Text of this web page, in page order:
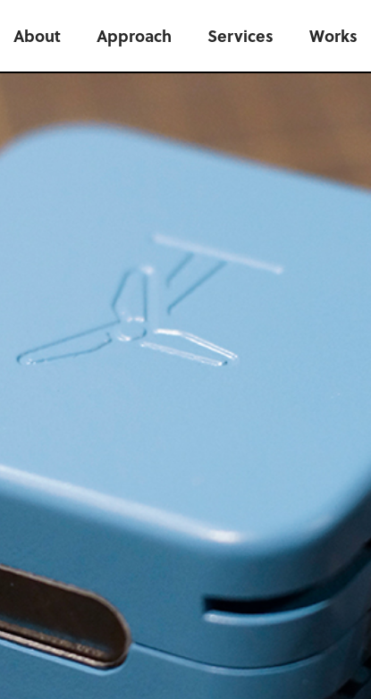
About Approach Services Works